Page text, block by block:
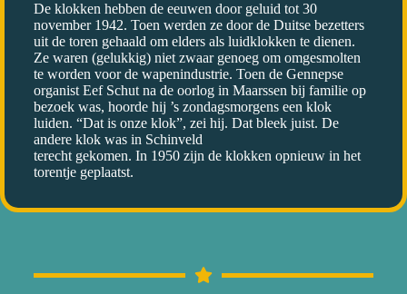
De klokken hebben de eeuwen door geluid tot 30
november 1942. Toen werden ze door de Duitse bezetters
uit de toren gehaald om elders als luidklokken te dienen.
Ze waren (gelukkig) niet zwaar genoeg om omgesmolten
te worden voor de wapenindustrie. Toen de Gennepse
organist Eef Schut na de oorlog in Maarssen bij familie op
bezoek was, hoorde hij ’s zondagsmorgens een klok
luiden. “Dat is onze klok”, zei hij. Dat bleek juist. De
andere klok was in Schinveld
terecht gekomen. In 1950 zijn de klokken opnieuw in het
torentje geplaatst.